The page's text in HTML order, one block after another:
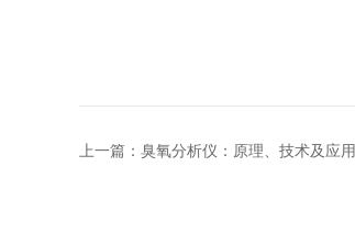
上一篇： 臭氧分析仪：原理、技术及应用